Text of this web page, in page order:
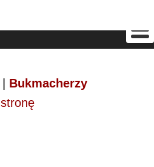
Bukmacherzy
stronę